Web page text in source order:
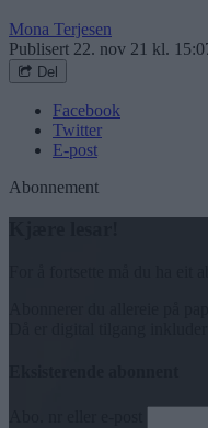
Mona Terjesen
Publisert 22. nov 21 kl.
Del
Facebook
Twitter
E-post
Abonnement